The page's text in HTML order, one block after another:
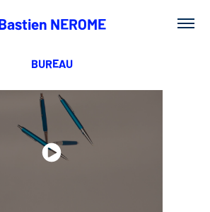
NEROME
BUREAU